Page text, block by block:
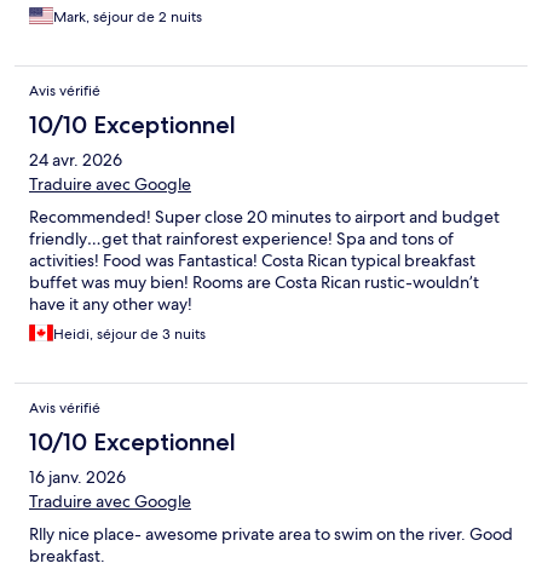
Mark, séjour de 2 nuits
Avis vérifié
10/10 Exceptionnel
24 avr. 2026
Traduire avec Google
Recommended! Super close 20 minutes to airport and budget
friendly…get that rainforest experience! Spa and tons of
activities! Food was Fantastica! Costa Rican typical breakfast
buffet was muy bien! Rooms are Costa Rican rustic-wouldn’t
have it any other way!
Heidi, séjour de 3 nuits
Avis vérifié
10/10 Exceptionnel
16 janv. 2026
Traduire avec Google
Rlly nice place- awesome private area to swim on the river. Good
breakfast.